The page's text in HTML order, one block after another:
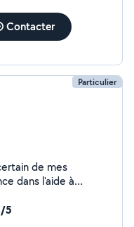
Contacter
Particulier
le sanitaire et
5